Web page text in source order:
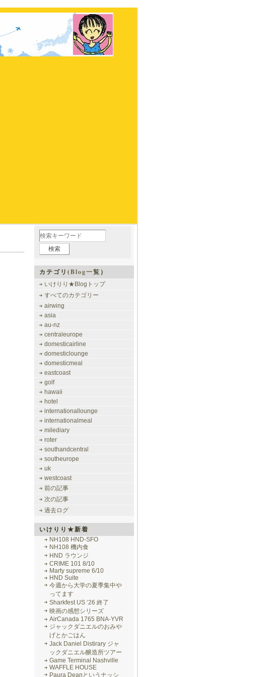
カテゴリ(Blog一覧）
いけりり★Blogトップ
すべてのカテゴリー
airwing
asia
au-nz
centraleurope
domesticairline
domesticlounge
domesticmeal
eastcoast
golf
hawaii
hotel
internationallounge
internationalmeal
milediary
roter
southandcentral
southeurope
uk
westcoast
前の記事
次の記事
過去ログ
いけりり★新着
NH108 HND-SFO
NH108 機内食
HND ラウンジ
CRIME 101 8/10
Marty supreme 6/10
HND Suite
今週から大学の夏季集中や
ってます
Sharkfest US ‘26 終了
映画の感想シリーズ
AirCanada 1765 BNA-YVR
ジャックダニエルのおみや
げとかごはん
Jack Daniel Distirary ジャ
ックダニエル醸造所ツアー
Game Terminal Nashville
WAFFLE HOUSE
Paura Deanというナッシ